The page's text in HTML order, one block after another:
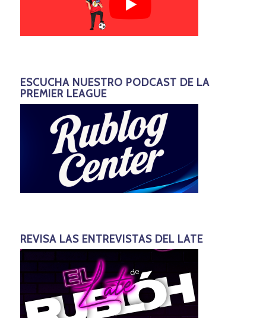
ESCUCHA NUESTRO PODCAST DE LA
PREMIER LEAGUE
REVISA LAS ENTREVISTAS DEL LATE